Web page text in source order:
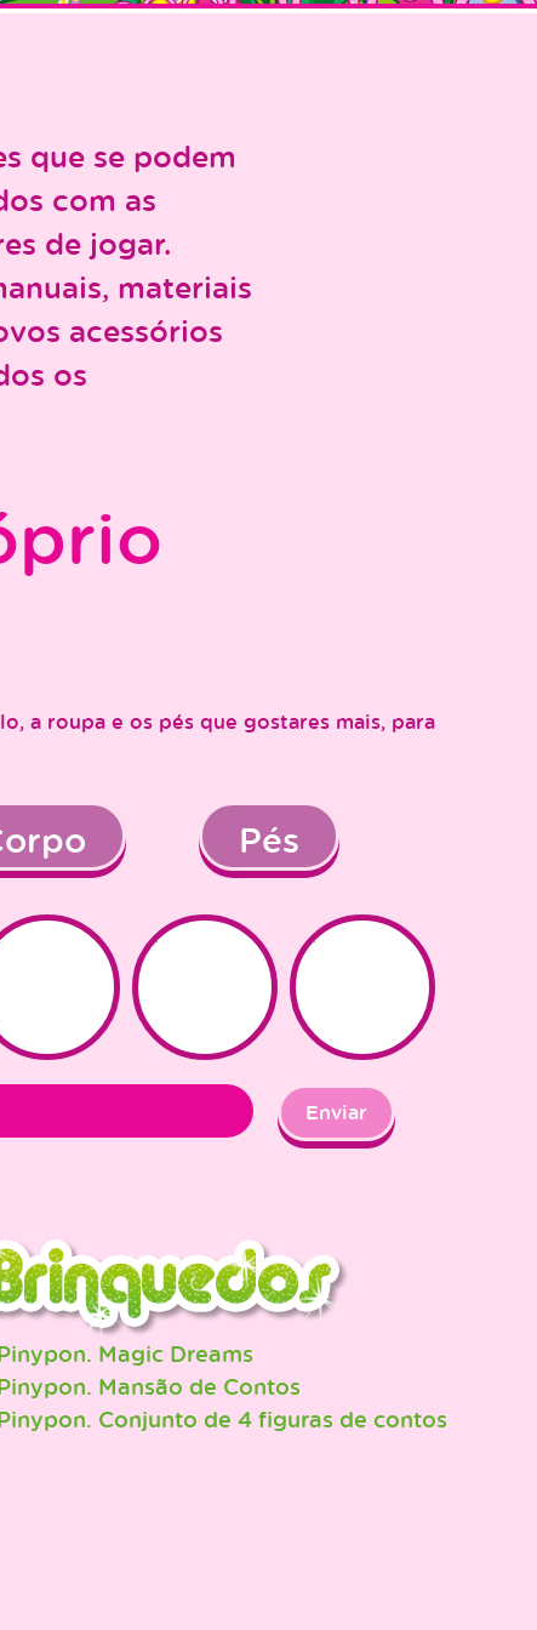
que se podem
com as
de jogar.
materiais
acessórios
os
a roupa e os pés que gostares mais, para
Pés
Enviar
Magic Dreams
Mansão de Contos
Conjunto de 4 figuras de contos